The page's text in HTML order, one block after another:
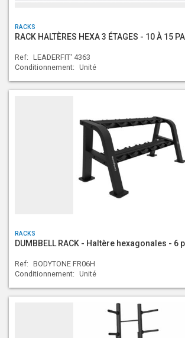
RACKS
RACK HALTÈRES HEXA 3 ÉTAGES - 10 À 15
Ref: LEADERFIT' 4363
Conditionnement: Unité
RACKS
DUMBBELL RACK - Haltère hexagonales - 6
Ref: BODYTONE FR06H
Conditionnement: Unité